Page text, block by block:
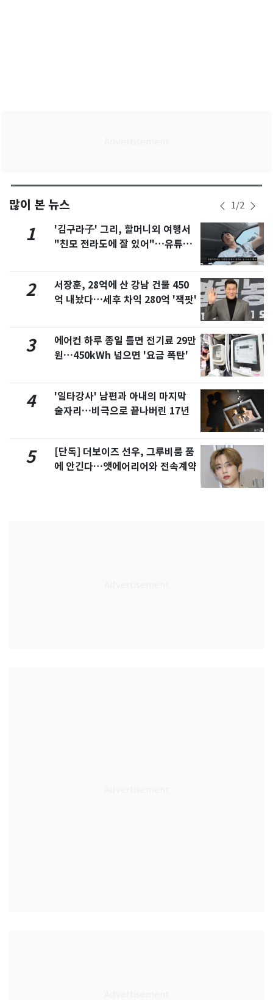
많이 본 뉴스 1/2
1
'김구라子' 그리, 할머니외 여행서
"친모 전라도에 잘 있어"…유튜브
2
서장훈, 28억에 산 강남 건물 450
억 내놨다…세후 차익 280억 '잭팟'
3
에어컨 하루 종일 틀면 전기료 29만
원…450kWh 넘으면 '요금 폭탄'
4
'일타강사' 남편과 아내의 마지막
술자리…비극으로 끝나버린 17년
5
[단독] 더보이즈 선우, 그루비룸 품
에 안긴다…앳에어리어와 전속계약